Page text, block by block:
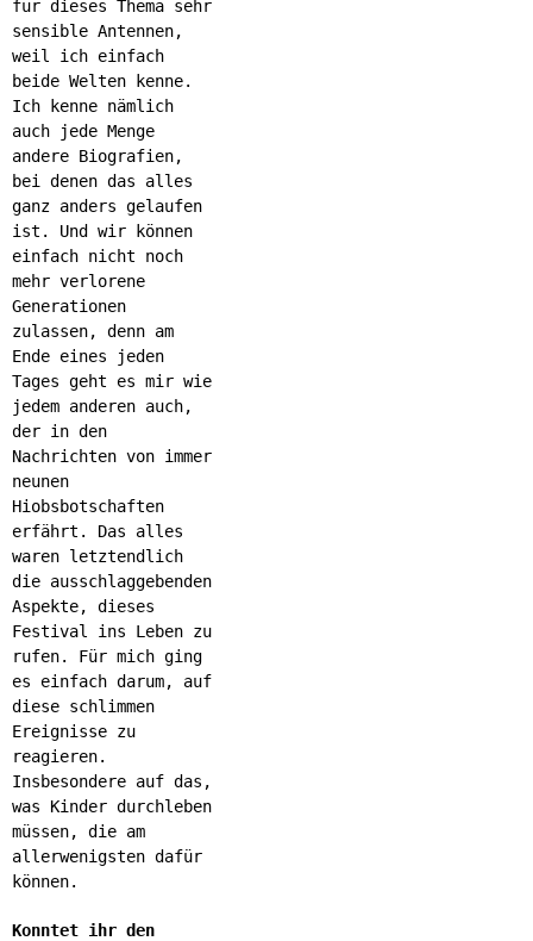
für dieses Thema sehr
sensible Antennen,
weil ich einfach
beide Welten kenne.
Ich kenne nämlich
auch jede Menge
andere Biografien,
bei denen das alles
ganz anders gelaufen
ist. Und wir können
einfach nicht noch
mehr verlorene
Generationen
zulassen, denn am
Ende eines jeden
Tages geht es mir wie
jedem anderen auch,
der in den
Nachrichten von immer
neunen
Hiobsbotschaften
erfährt. Das alles
waren letztendlich
die ausschlaggebenden
Aspekte, dieses
Festival ins Leben zu
rufen. Für mich ging
es einfach darum, auf
diese schlimmen
Ereignisse zu
reagieren.
Insbesondere auf das,
was Kinder durchleben
müssen, die am
allerwenigsten dafür
können.
Konntet ihr den